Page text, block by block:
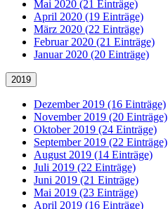
Mai 2020 (21 Einträge)
April 2020 (19 Einträge)
März 2020 (22 Einträge)
Februar 2020 (21 Einträge)
Januar 2020 (20 Einträge)
2019
Dezember 2019 (16 Einträge)
November 2019 (20 Einträge)
Oktober 2019 (24 Einträge)
September 2019 (22 Einträge)
August 2019 (14 Einträge)
Juli 2019 (22 Einträge)
Juni 2019 (21 Einträge)
Mai 2019 (23 Einträge)
April 2019 (16 Einträge)